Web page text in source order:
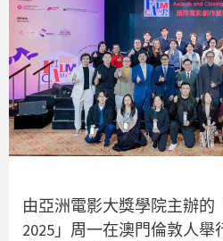
由亞洲電影大獎學院主辦的
2025」周一在澳門倫敦人